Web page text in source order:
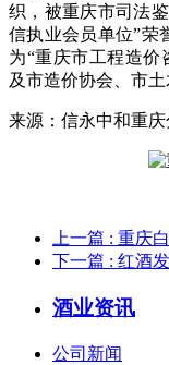
织，被重庆市司法
信执业会员单位”荣
为“重庆市工程造价
及市造价协会、市
来源：信永中和重庆
上一篇 : 重庆
下一篇 : 红酒
酒业资讯
公司新闻